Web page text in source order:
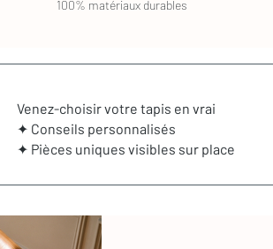
immédiatement confort
ambiance cosy ou
Ouarain s’adaptent
unies ou colorées,
100% matériaux durables
Venez-choisir votre tapis en vrai
✦ Conseils personnalisés
✦ Pièces uniques visibles sur place